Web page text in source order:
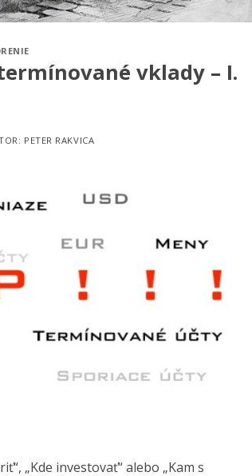
vklady – I.
PETER RAKVICA
„Kde investovať“ alebo „Kam s